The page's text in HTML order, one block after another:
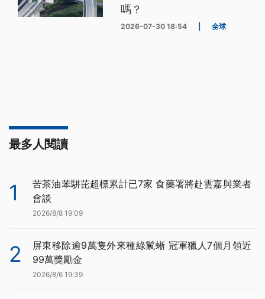
嗎？
2026-07-30 18:54 全球
最多人閱讀
1
苦茶油苯駢芘超標累計已7家 食藥署將赴雲嘉與業者
會談
2026/8/8 19:09
2
屏東移除逾9萬隻外來種綠鬣蜥 冠軍獵人7個月領近
99萬獎勵金
2026/8/6 19:39